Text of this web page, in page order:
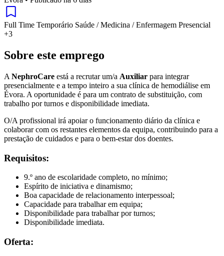
Full Time Temporário Saúde / Medicina / Enfermagem Presencial
+3
Sobre este emprego
A NephroCare está a recrutar um/a Auxiliar para integrar
presencialmente e a tempo inteiro a sua clínica de hemodiálise em
Évora. A oportunidade é para um contrato de substituição, com
trabalho por turnos e disponibilidade imediata.
O/A profissional irá apoiar o funcionamento diário da clínica e
colaborar com os restantes elementos da equipa, contribuindo para a
prestação de cuidados e para o bem-estar dos doentes.
Requisitos:
9.º ano de escolaridade completo, no mínimo;
Espírito de iniciativa e dinamismo;
Boa capacidade de relacionamento interpessoal;
Capacidade para trabalhar em equipa;
Disponibilidade para trabalhar por turnos;
Disponibilidade imediata.
Oferta: